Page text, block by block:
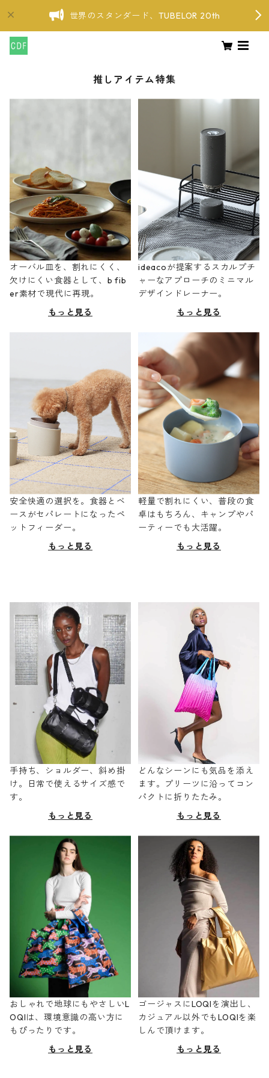
世界のスタンダード、TUBELOR 20th
推しアイテム特集
オーバル皿を、割れにくく、
欠けにくい食器として、b fib
er素材で現代に再現。
もっと見る
ideacoが提案するスカルプチ
ャーなアプローチのミニマル
デザインドレーナー。
もっと見る
安全快適の選択を。食器とベ
ースがセパレートになったペ
ットフィーダー。
もっと見る
軽量で割れにくい、普段の食
卓はもちろん、キャンプやパ
ーティーでも大活躍。
もっと見る
手持ち、ショルダー、斜め掛
け。日常で使えるサイズ感で
す。
もっと見る
どんなシーンにも気品を添え
ます。プリーツに沿ってコン
パクトに折りたたみ。
もっと見る
おしゃれで地球にもやさしいL
OQIは、環境意識の高い方に
もぴったりです。
もっと見る
ゴージャスにLOQIを演出し、
カジュアル以外でもLOQIを楽
しんで頂けます。
もっと見る